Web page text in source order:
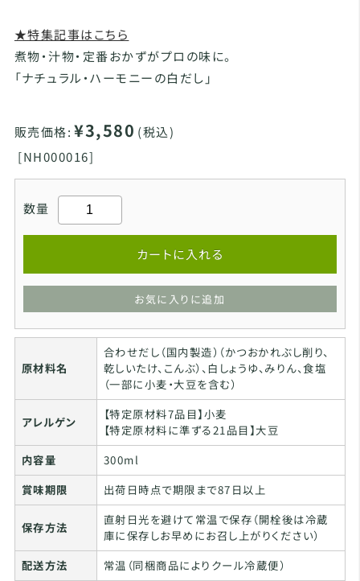
★特集記事はこちら
煮物・汁物・定番おかずがプロの味に。
「ナチュラル・ハーモニーの白だし」
販売価格: ¥3,580 (税込)
[NH000016]
数量
カートに入れる
お気に入りに追加
原材料名
合わせだし（国内製造）（かつおかれぶし削り、
乾しいたけ、こんぶ）、白しょうゆ、みりん、食塩
（一部に小麦・大豆を含む）
アレルゲン
【特定原材料7品目】小麦
【特定原材料に準ずる21品目】大豆
内容量
300ml
賞味期限
出荷日時点で期限まで87日以上
保存方法
直射日光を避けて常温で保存（開栓後は冷蔵
庫に保存しお早めにお召し上がりください）
配送方法
常温（同梱商品によりクール冷蔵便）